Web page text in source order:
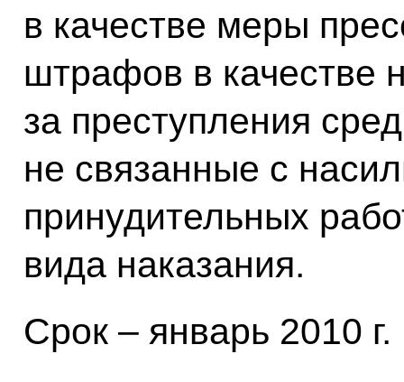
в качестве меры
штрафов в качестве
за преступления
не связанные с
принудительных
вида наказания.
Срок – январь 2010 г.